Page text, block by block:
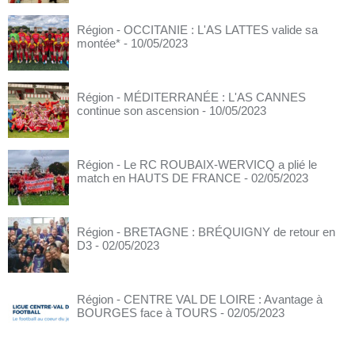
Région - OCCITANIE : L'AS LATTES valide sa
montée* - 10/05/2023
Région - MÉDITERRANÉE : L'AS CANNES
continue son ascension - 10/05/2023
Région - Le RC ROUBAIX-WERVICQ a plié le
match en HAUTS DE FRANCE - 02/05/2023
Région - BRETAGNE : BRÉQUIGNY de retour en
D3 - 02/05/2023
Région - CENTRE VAL DE LOIRE : Avantage à
BOURGES face à TOURS - 02/05/2023